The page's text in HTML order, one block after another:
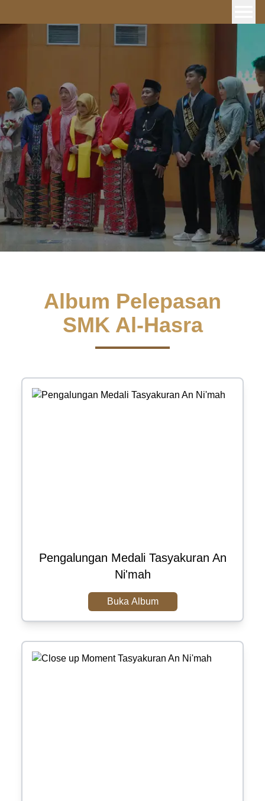
Album Pelepasan
SMK Al-Hasra
Pengalungan Medali Tasyakuran An
Ni'mah
Buka Album